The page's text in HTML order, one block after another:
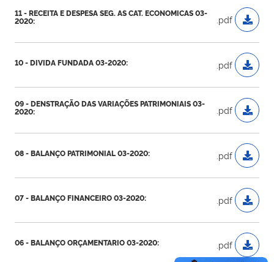
11 - RECEITA E DESPESA SEG. AS CAT. ECONOMICAS 03-
2020:
.pdf
10 - DIVIDA FUNDADA 03-2020: .pdf
09 - DENSTRAÇÃO DAS VARIAÇÕES PATRIMONIAIS 03-
2020:
.pdf
08 - BALANÇO PATRIMONIAL 03-2020: .pdf
07 - BALANÇO FINANCEIRO 03-2020: .pdf
06 - BALANÇO ORÇAMENTARIO 03-2020: .pdf